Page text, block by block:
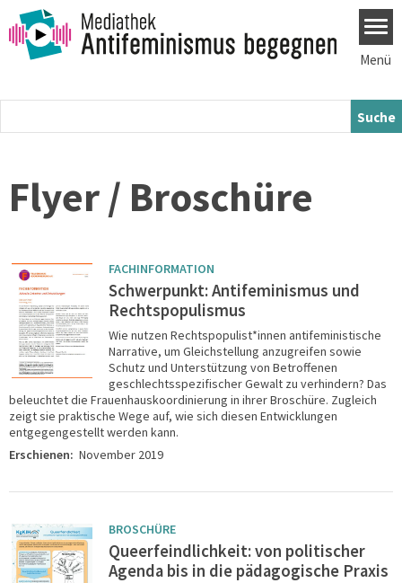
Direkt zum Inhalt
Menü
Flyer / Broschüre
FACHINFORMATION
Schwerpunkt: Antifeminismus und
Rechtspopulismus
Wie nutzen Rechtspopulist*innen antifeministische
Narrative, um Gleichstellung anzugreifen sowie
Schutz und Unterstützung von Betroffenen
geschlechtsspezifischer Gewalt zu verhindern? Das
beleuchtet die Frauenhauskoordinierung in ihrer Broschüre. Zugleich
zeigt sie praktische Wege auf, wie sich diesen Entwicklungen
entgegengestellt werden kann.
Erschienen: November 2019
BROSCHÜRE
Queerfeindlichkeit: von politischer
Agenda bis in die pädagogische Praxis